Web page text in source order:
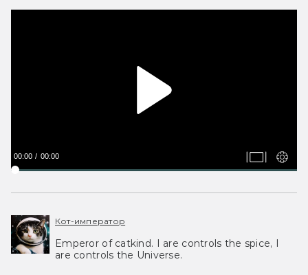
00:00 00:00
Кот-император
Emperor of catkind. I are controls the spice, I
are controls the Universe.